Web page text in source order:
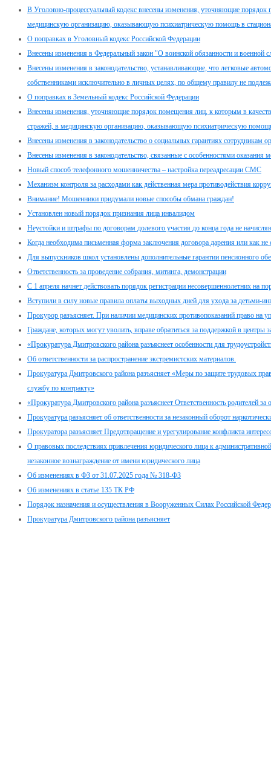
В Уголовно-процессуальный кодекс внесены изменения, уточняющие
медицинскую организацию, оказывающую психиатрическую помощь в
О поправках в Уголовный кодекс Российской Федерации
Внесены изменения в Федеральный закон "О воинской обязанности и военной
Внесены изменения в законодательство, устанавливающие, что легковые
собственниками исключительно в личных целях, по общему правилу не
О поправках в Земельный кодекс Российской Федерации
Внесены изменения, уточняющие порядок помещения лиц, к которым в
стражей, в медицинскую организацию, оказывающую психиатрическую
Внесены изменения в законодательство о социальных гарантиях сотрудникам
Внесены изменения в законодательство, связанные с особенностями
Новый способ телефонного мошенничества – настройка переадресации СМС
Механизм контроля за расходами как действенная мера противодействия
Внимание! Мошенники придумали новые способы обмана граждан!
Установлен новый порядок признания лица инвалидом
Неустойки и штрафы по договорам долевого участия до конца года не
Когда необходима письменная форма заключения договора дарения или как
Для выпускников школ установлены дополнительные гарантии пенсионного
Ответственность за проведение собрания, митинга, демонстрации
C 1 апреля начнет действовать порядок регистрации несовершеннолетних на
Вступили в силу новые правила оплаты выходных дней для ухода за детьми-
Прокурор разъясняет. При наличии медицинских противопоказаний право на
Граждане, которых могут уволить, вправе обратиться за поддержкой в центры
«Прокуратура Дмитровского района разъяснеет особенности для
Об ответственности за распространение экстремистских материалов.
Прокуратура Дмитровского района разъясняет «Меры по защите трудовых
службу по контракту»
«Прокуратура Дмитровского района разъяснеет Ответственность родителей за
Прокуратура разъясняет об ответственности за незаконный оборот
Прокуратора разъясняет Предотвращение и урегулирование конфликта
О правовых последствиях привлечения юридического лица к
незаконное вознаграждение от имени юридического лица
Об изменениях в ФЗ от 31.07.2025 года № 318-ФЗ
Об изменениях в статье 135 ТК РФ
Порядок назначения и осуществления в Вооруженных Силах Российской
Прокуратура Дмитровского района разъясняет